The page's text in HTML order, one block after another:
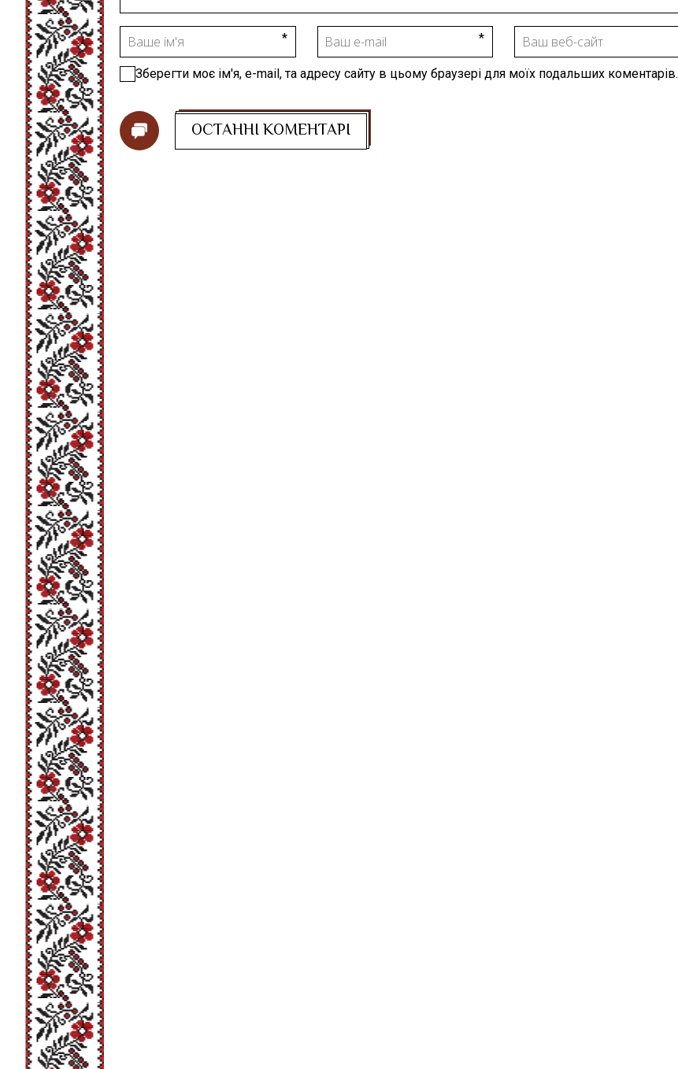
Зберегти моє ім'я, e-mail, та адресу сайту в цьому браузері для моїх подальших коментарів.